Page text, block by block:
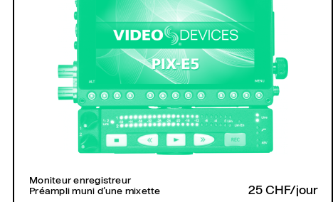
Moniteur enregistreur
Préampli muni d’une mixette
25 CHF/jour